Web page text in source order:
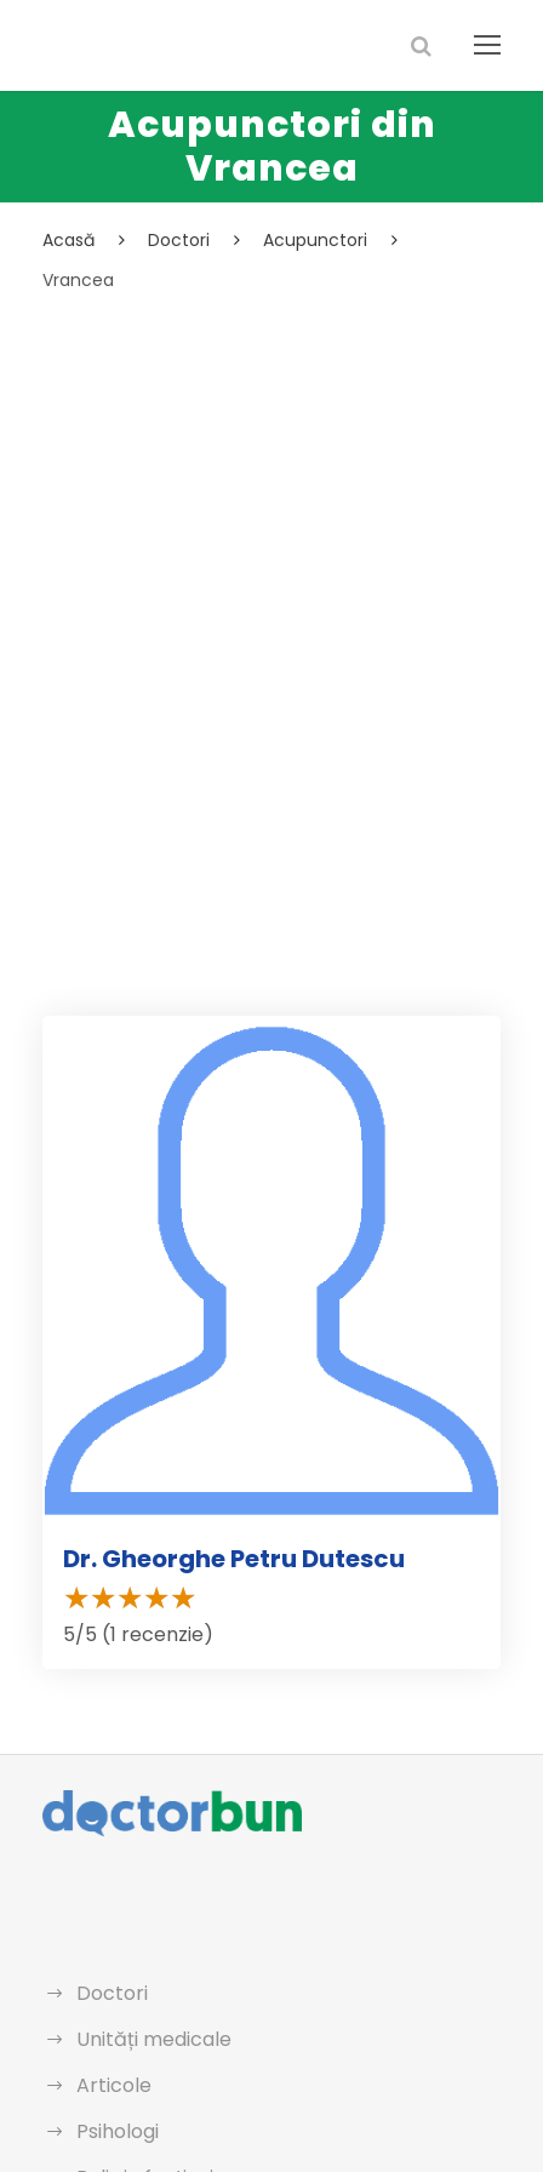
Acupunctori din
Vrancea
Acasă Doctori
Acupunctori
Vrancea
Dr. Gheorghe Petru Dutescu
5/5 (1 recenzie)
Doctori
Unități medicale
Articole
Psihologi